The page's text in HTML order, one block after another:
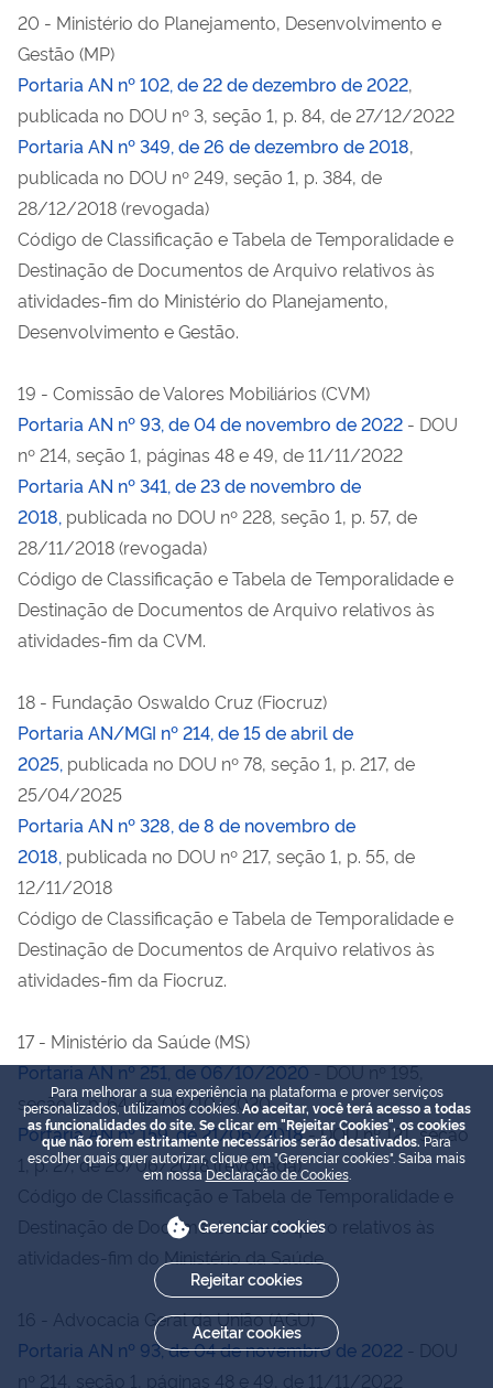
20 - Ministério do Planejamento, Desenvolvimento e
Gestão (MP)
Portaria AN nº 102, de 22 de dezembro de 2022,
publicada no DOU nº 3, seção 1, p. 84, de 27/12/2022
Portaria AN nº 349, de 26 de dezembro de 2018,
publicada no DOU nº 249, seção 1, p. 384, de
28/12/2018 (revogada)
Código de Classificação e Tabela de Temporalidade e
Destinação de Documentos de Arquivo relativos às
atividades-fim do Ministério do Planejamento,
Desenvolvimento e Gestão.
19 - Comissão de Valores Mobiliários (CVM)
Portaria AN nº 93, de 04 de novembro de 2022 - DOU
nº 214, seção 1, páginas 48 e 49, de 11/11/2022
Portaria AN nº 341, de 23 de novembro de
2018, publicada no DOU nº 228, seção 1, p. 57, de
28/11/2018 (revogada)
Código de Classificação e Tabela de Temporalidade e
Destinação de Documentos de Arquivo relativos às
atividades-fim da CVM.
18 - Fundação Oswaldo Cruz (Fiocruz)
Portaria AN/MGI nº 214, de 15 de abril de
2025, publicada no DOU nº 78, seção 1, p. 217, de
25/04/2025
Portaria AN nº 328, de 8 de novembro de
2018, publicada no DOU nº 217, seção 1, p. 55, de
12/11/2018
Código de Classificação e Tabela de Temporalidade e
Destinação de Documentos de Arquivo relativos às
atividades-fim da Fiocruz.
17 - Ministério da Saúde (MS)
Portaria AN nº 251, de 06/10/2020- DOU nº 195,
seção 1, p. 64, de 09/10/2020
Portaria AN nº 159, de 21/06/2018- DOU nº 121, seção
1, p. 27, de 26/06/2018 (revogada).
Código de Classificação e Tabela de Temporalidade e
Destinação de Documentos de Arquivo relativos às
atividades-fim do Ministério da Saúde.
16 - Advocacia Geral da União (AGU)
Portaria AN nº 93, de 04 de novembro de 2022 - DOU
nº 214, seção 1, páginas 48 e 49, de 11/11/2022
Para melhorar a sua experiência na plataforma e prover serviços
personalizados, utilizamos cookies.Ao aceitar, você terá acesso a todas
as funcionalidades do site. Se clicar em "Rejeitar Cookies", os cookies
que não forem estritamente necessários serão desativados.Para
escolher quais quer autorizar, clique em "Gerenciar cookies". Saiba mais
em nossaDeclaração de Cookies.
Gerenciar cookies
Rejeitar cookies
Aceitar cookies